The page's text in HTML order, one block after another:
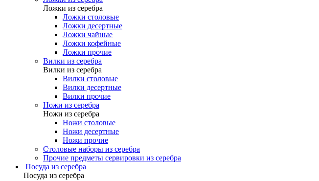
Ложки из серебра
Ложки столовые
Ложки десертные
Ложки чайные
Ложки кофейные
Ложки прочие
Вилки из серебра
Вилки из серебра
Вилки столовые
Вилки десертные
Вилки прочие
Ножи из серебра
Ножи из серебра
Ножи столовые
Ножи десертные
Ножи прочие
Столовые наборы из серебра
Прочие предметы сервировки из серебра
Посуда из серебра
Посуда из серебра